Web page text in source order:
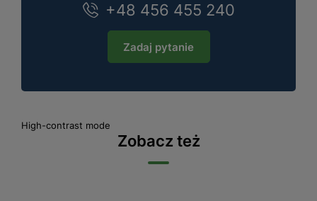
+48 456 455 240
Zadaj pytanie
High-contrast mode
Zobacz też